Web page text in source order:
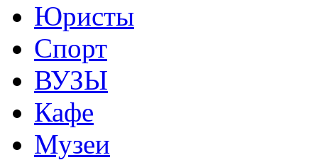
Юристы
Спорт
ВУЗЫ
Кафе
Музеи